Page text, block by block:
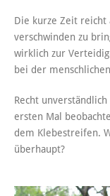
Die kurze Zeit reicht
verschwinden zu
wirklich zur
bei der
Recht
ersten Mal
dem Klebestreifen.
überhaupt?